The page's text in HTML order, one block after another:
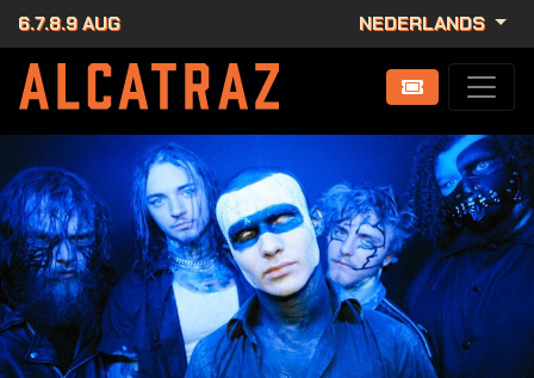
6.7.8.9 AUG NEDERLANDS